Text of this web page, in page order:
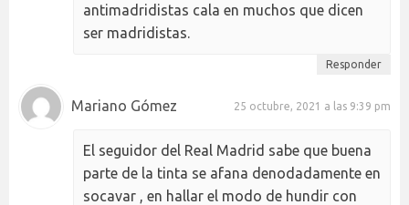
antimadridistas cala en muchos que dicen
ser madridistas.
Responder
Mariano Gómez 25 octubre, 2021 a las 9:39 pm
El seguidor del Real Madrid sabe que buena
parte de la tinta se afana denodadamente en
socavar , en hallar el modo de hundir con